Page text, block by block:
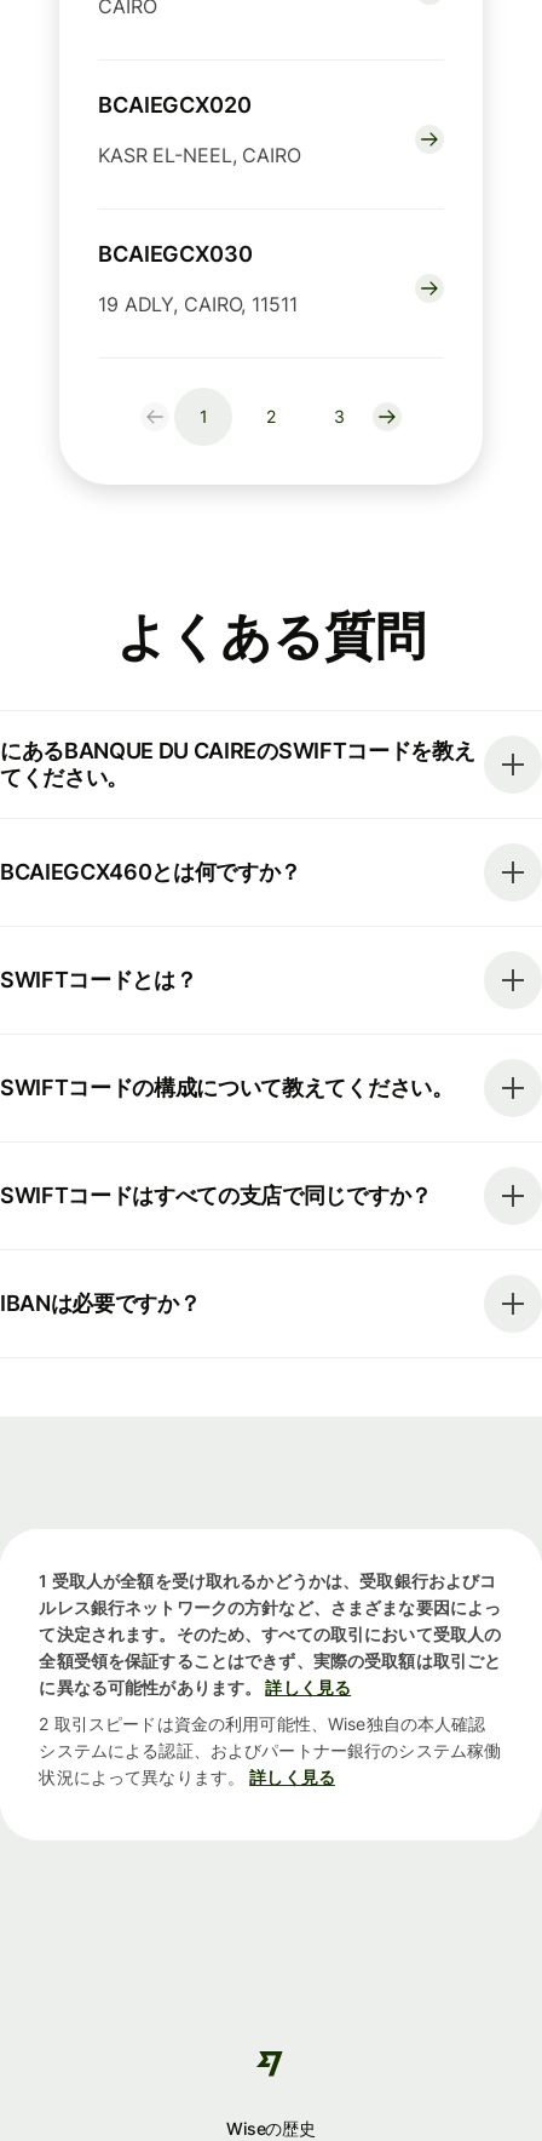
CAIRO
BCAIEGCX020
KASR EL-NEEL, CAIRO
BCAIEGCX030
19 ADLY, CAIRO, 11511
1 2 3
よくある質問
にあるBANQUE DU CAIREのSWIFTコードを教え
てください。
BCAIEGCX460とは何ですか？
SWIFTコードとは？
SWIFTコードの構成について教えてください。
SWIFTコードはすべての支店で同じですか？
IBANは必要ですか？
1 受取人が全額を受け取れるかどうかは、受取銀行およびコ
ルレス銀行ネットワークの方針など、さまざまな要因によっ
て決定されます。そのため、すべての取引において受取人の
全額受領を保証することはできず、実際の受取額は取引ごと
に異なる可能性があります。
詳しく見る
2 取引スピードは資金の利用可能性、Wise独自の本人確認
システムによる認証、およびパートナー銀行のシステム稼働
状況によって異なります。
詳しく見る
Wiseの歴史